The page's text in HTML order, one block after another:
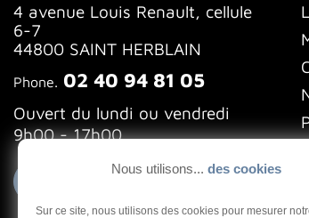
4 avenue Louis Renault, cellule
6-7
44800 SAINT HERBLAIN
Phone. 02 40 94 81 05
Ouvert du lundi ou vendredi
9h00 - 17h00
Nous utilisons... des cookies
Sur ce site, nous utilisons des cookies pour mesurer